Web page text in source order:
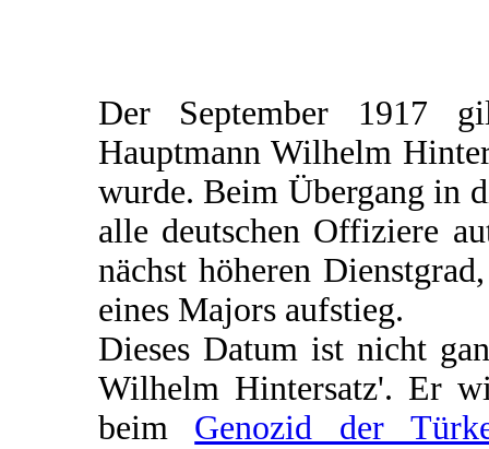
Der September 1917
Hauptmann Wilhelm
wurde. Beim Übergang in
alle deutschen Offiziere
nächst höheren
eines Majors aufstieg.
Dieses Datum ist nicht
Wilhelm Hintersatz'. Er
beim Genozid der